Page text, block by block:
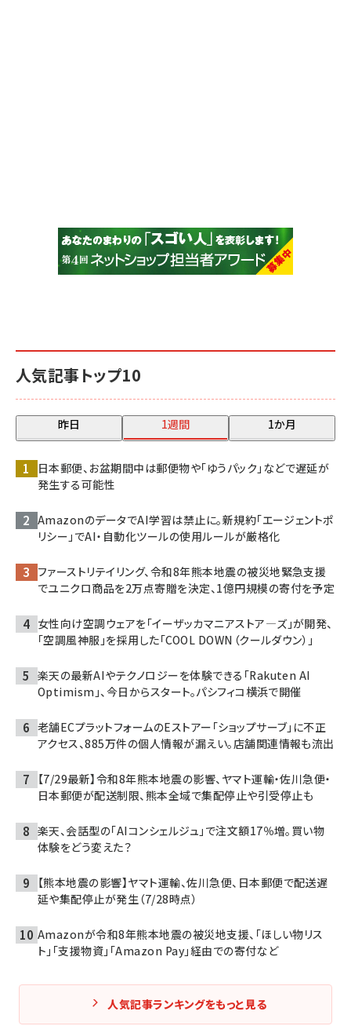
人気記事トップ10
昨日 1週間 1か月
日本郵便、お盆期間中は郵便物や「ゆうパック」などで遅延が
発生する可能性
AmazonのデータでAI学習は禁止に。新規約「エージェントポ
リシー」でAI・自動化ツールの使用ルールが厳格化
ファーストリテイリング、令和8年熊本地震の被災地緊急支援
でユニクロ商品を2万点寄贈を決定、1億円規模の寄付を予定
女性向け空調ウェアを「イーザッカマニアストア―ズ」が開発、
「空調風神服」を採用した「COOL DOWN（クールダウン）」
楽天の最新AIやテクノロジーを体験できる「Rakuten AI
Optimism」、今日からスタート。パシフィコ横浜で開催
老舗ECプラットフォームのEストアー「ショップサーブ」に不正
アクセス、885万件の個人情報が漏えい。店舗関連情報も流出
【7/29最新】令和8年熊本地震の影響、ヤマト運輸・佐川急便・
日本郵便が配送制限、熊本全域で集配停止や引受停止も
楽天、会話型の「AIコンシェルジュ」で注文額17％増。買い物
体験をどう変えた？
【熊本地震の影響】ヤマト運輸、佐川急便、日本郵便で配送遅
延や集配停止が発生（7/28時点）
Amazonが令和8年熊本地震の被災地支援、「ほしい物リス
ト」「支援物資」「Amazon Pay」経由での寄付など
人気記事ランキングをもっと見る